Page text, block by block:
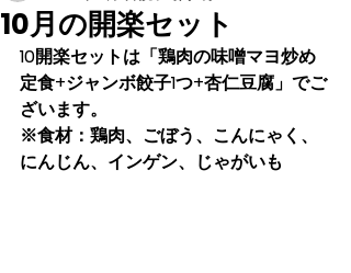
10月の開楽セット
10開楽セットは「鶏肉の味噌マヨ炒め
定食+ジャンボ餃子1つ+杏仁豆腐」でご
ざいます。
※食材：鶏肉、ごぼう、こんにゃく、
にんじん、インゲン、じゃがいも